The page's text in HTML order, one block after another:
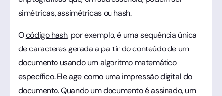
simétricas, assimétricas ou hash.
Ocódigo hash, por exemplo, é uma sequência única
de caracteres gerada a partir do conteúdo de um
documento usando um algoritmo matemático
específico. Ele age como uma impressão digital do
documento. Quando um documento é assinado, um